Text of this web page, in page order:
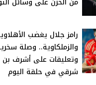
رامز جلال يغضب
والزملكاوية.. وصلة
وتعليقات على أشرف بن
شرقي في حلقة اليوم